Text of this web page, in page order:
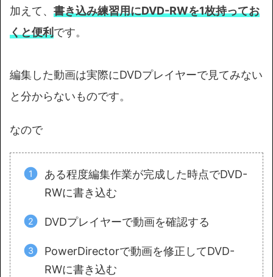
加えて、 書き込み練習用にDVD-RWを1枚持ってお
くと便利です。
編集した動画は実際にDVDプレイヤーで見てみない
と分からないものです。
なので
ある程度編集作業が完成した時点でDVD-
RWに書き込む
DVDプレイヤーで動画を確認する
PowerDirectorで動画を修正してDVD-
RWに書き込む